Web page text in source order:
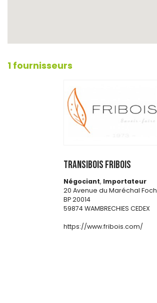
1 fournisseurs
TRANSIBOIS FRIBOIS
Négociant, Importateur
20 Avenue du Maréchal Foch
BP 20014
59874 WAMBRECHIES CEDEX
https://www.fribois.com/